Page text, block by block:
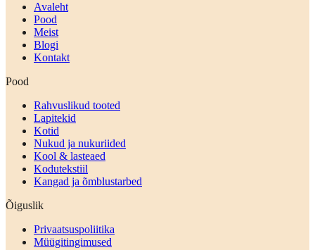
Avaleht
Pood
Meist
Blogi
Kontakt
Pood
Rahvuslikud tooted
Lapitekid
Kotid
Nukud ja nukuriided
Kool & lasteaed
Kodutekstiil
Kangad ja õmblustarbed
Õiguslik
Privaatsuspoliitika
Müügitingimused